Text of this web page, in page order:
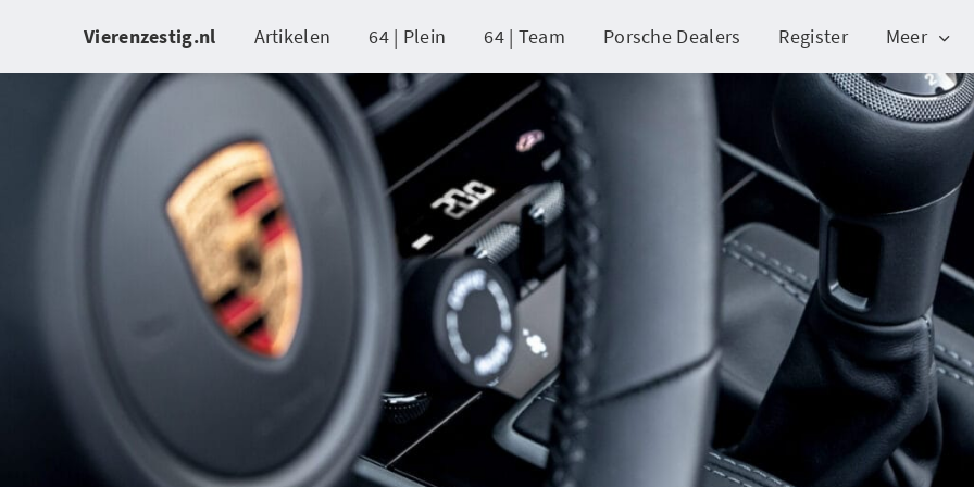
Vierenzestig.nl Artikelen 64 | Plein 64 | Team Porsche Dealers Register Meer